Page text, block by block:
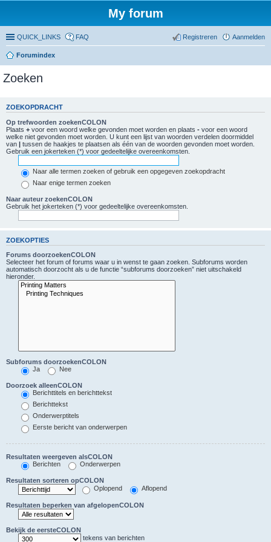
My forum
QUICK_LINKS FAQ Aanmelden
Registreren
Forumindex
Zoeken
ZOEKOPDRACHT
Op trefwoorden zoekenCOLON
Plaats + voor een woord welke gevonden moet worden en plaats - voor een woord
welke niet gevonden moet worden. U kunt een lijst van woorden verdelen doormiddel
van | tussen de haakjes te plaatsen als één van de woorden gevonden moet worden.
Gebruik een jokerteken (*) voor gedeeltelijke overeenkomsten.
Naar alle termen zoeken of gebruik een opgegeven zoekopdracht
Naar enige termen zoeken
Naar auteur zoekenCOLON
Gebruik het jokerteken (*) voor gedeeltelijke overeenkomsten.
ZOEKOPTIES
Forums doorzoekenCOLON
Selecteer het forum of forums waar u in wenst te gaan zoeken. Subforums worden
automatisch doorzocht als u de functie “subforums doorzoeken” niet uitschakeld
hieronder.
Subforums doorzoekenCOLON
Ja
Nee
Doorzoek alleenCOLON
Berichttitels en berichttekst
Berichttekst
Onderwerptitels
Eerste bericht van onderwerpen
Resultaten weergeven alsCOLON
Berichten
Onderwerpen
Resultaten sorteren opCOLON
Oplopend
Aflopend
Resultaten beperken van afgelopenCOLON
Bekijk de eersteCOLON
tekens van berichten